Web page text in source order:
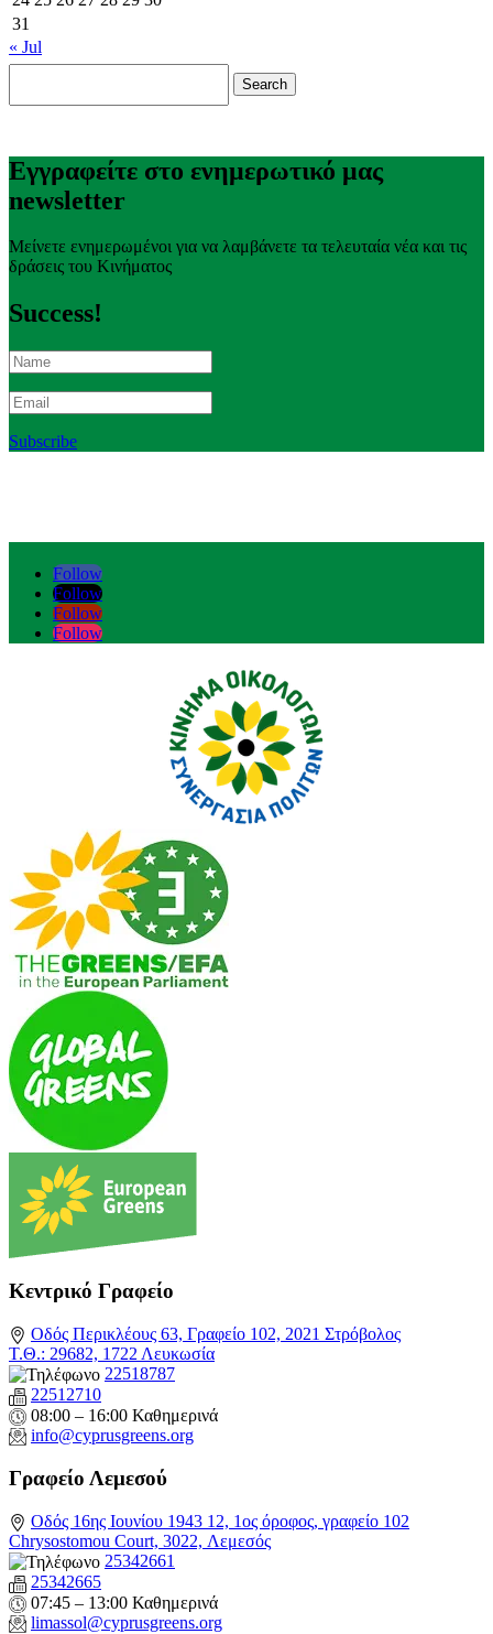
31
« Jul
Εγγραφείτε στο ενημερωτικό μας
newsletter
Μείνετε ενημερωμένοι για να λαμβάνετε τα τελευταία νέα και τις
δράσεις του Κινήματος
Success!
Subscribe
Follow
Follow
Follow
Follow
Κεντρικό Γραφείο
Οδός Περικλέους 63, Γραφείο 102, 2021 Στρόβολος
Τ.Θ.: 29682, 1722 Λευκωσία
22518787
22512710
08:00 – 16:00 Καθημερινά
info@cyprusgreens.org
Γραφείο Λεμεσού
Οδός 16ης Ιουνίου 1943 12, 1ος όροφος, γραφείο 102
Chrysostomou Court, 3022, Λεμεσός
25342661
25342665
07:45 – 13:00 Καθημερινά
limassol@cyprusgreens.org